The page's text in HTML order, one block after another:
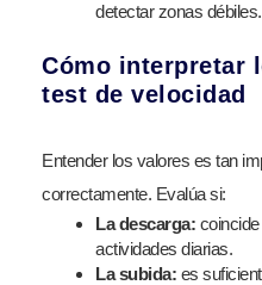
detectar zonas débiles.
Cómo interpretar
test de velocidad
Entender los valores es tan
correctamente. Evalúa si:
La descarga:
actividades diarias.
La subida: es